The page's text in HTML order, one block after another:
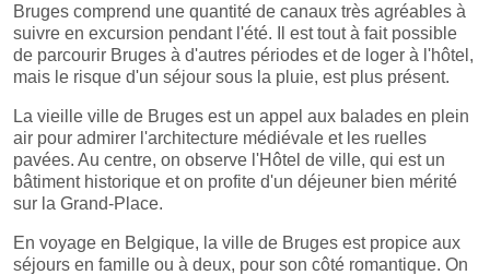
Bruges comprend une quantité de canaux très agréables à
suivre en excursion pendant l'été. Il est tout à fait possible
de parcourir Bruges à d'autres périodes et de loger à l'hôtel,
mais le risque d'un séjour sous la pluie, est plus présent.
La vieille ville de Bruges est un appel aux balades en plein
air pour admirer l'architecture médiévale et les ruelles
pavées. Au centre, on observe l'Hôtel de ville, qui est un
bâtiment historique et on profite d'un déjeuner bien mérité
sur la Grand-Place.
En voyage en Belgique, la ville de Bruges est propice aux
séjours en famille ou à deux, pour son côté romantique. On